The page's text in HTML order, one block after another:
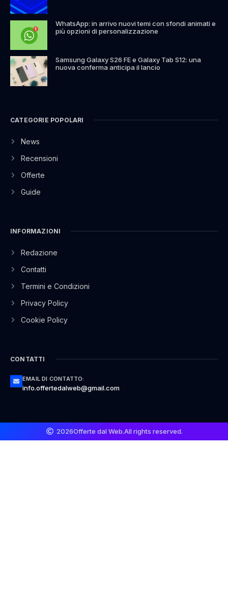
WhatsApp: in arrivo nuovi temi con sfondi animati e
più opzioni di personalizzazione
Samsung Galaxy S26 FE e Galaxy Tab S12: una
nuova conferma anticipa il lancio
CATEGORIE POPOLARI
News
Recensioni
Offerte
Guide
INFORMAZIONI
Redazione
Contatti
Termini e Condizioni
Privacy Policy
Cookie Policy
CONTATTI
EMAIL DI CONTATTO:
info.offertedalweb@gmail.com
2026Offerte dal Web.All rights reserved.